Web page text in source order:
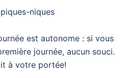
niques
est autonome : si vous
journée, aucun souci.
à votre portée!